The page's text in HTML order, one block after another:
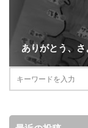
ありがとう、